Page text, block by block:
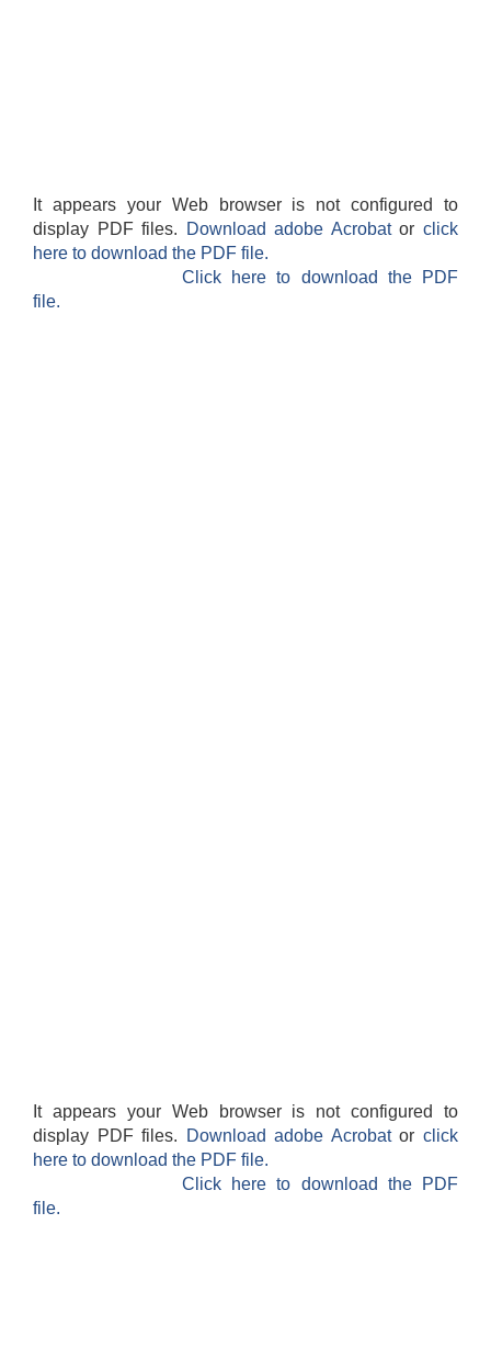
It appears your Web browser is not configured to
display PDF files.
Download adobe Acrobatorclick
here to download the PDF file.
Click here to download the PDF
file.
It appears your Web browser is not configured to
display PDF files.
Download adobe Acrobatorclick
here to download the PDF file.
Click here to download the PDF
file.